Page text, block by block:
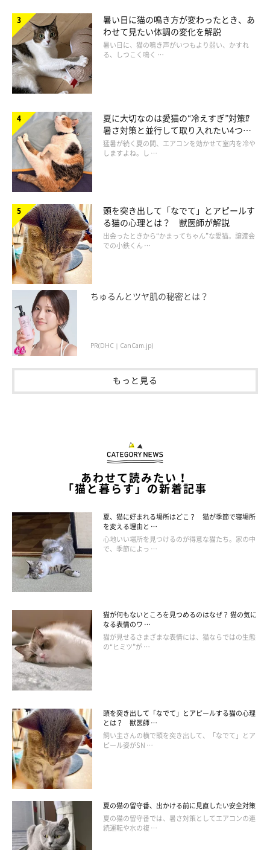
「食べてしまった量にもよりますが、少量であればすぐに影響が
出ることは少ないでしょう。しかし持病を持つ猫の場合は、念の
ためかかりつけの動物病院に相談するようにしてください」
かつおぶしを使いたいときの適正量は？
ねこのきもち投稿写真ギャラリー
――かつおぶしをトッピングなどで使いたいとき、注意点や適正
量の目安などあれば教えてください。
白山先生：
「かつおぶしを与える場合はひとつまみ程度（およそ0.5g）を、
整された猫用かつお節を使用してください。
また、かつおぶしにはタンパク質が含まれるため、初めてかつお
ぶしを与える際には、ごく少量にとどめ、痒みや下痢、嘔吐など
のアレルギー反応が出ないか様子を見るようにしましょう」
――ありがとうございました。
猫にフードを食べてもらうためにも、トッピングは有効な方法の
暑い日に猫の鳴き方が変わったとき、あ
わせて見たい体調の変化を解説
暑い日に、猫の鳴き声がいつもより弱い、かすれ
る、しつこく鳴く …
夏に大切なのは愛猫の“冷えすぎ”対策⁉
暑さ対策と並行して取り入れたい4つの
工夫
猛暑が続く夏の間、エアコンを効かせて室内を冷や
しますよね。し …
頭を突き出して「なでて」とアピールす
る猫の心理とは？ 獣医師が解説
出会ったときから“かまってちゃん”な愛猫。譲渡会
での小鉄くん …
ちゅるんとツヤ肌の秘密とは？
PR(DHC｜CanCam.jp)
もっと見る
あわせて読みたい！
「猫と暮らす」の新着記事
夏、猫に好まれる場所はどこ？ 猫が季節で寝場所
を変える理由と …
心地いい場所を見つけるのが得意な猫たち。家の中
で、季節によっ …
猫が何もないところを見つめるのはなぜ？ 猫の気に
なる表情のワ …
猫が見せるさまざまな表情には、猫ならではの生態
の“ヒミツ”が …
頭を突き出して「なでて」とアピールする猫の心理
とは？ 獣医師 …
飼い主さんの横で頭を突き出して、「なでて」とア
ピール姿がSN …
夏の猫の留守番、出かける前に見直したい安全対策
夏の猫の留守番では、暑さ対策としてエアコンの連
続運転や水の複 …